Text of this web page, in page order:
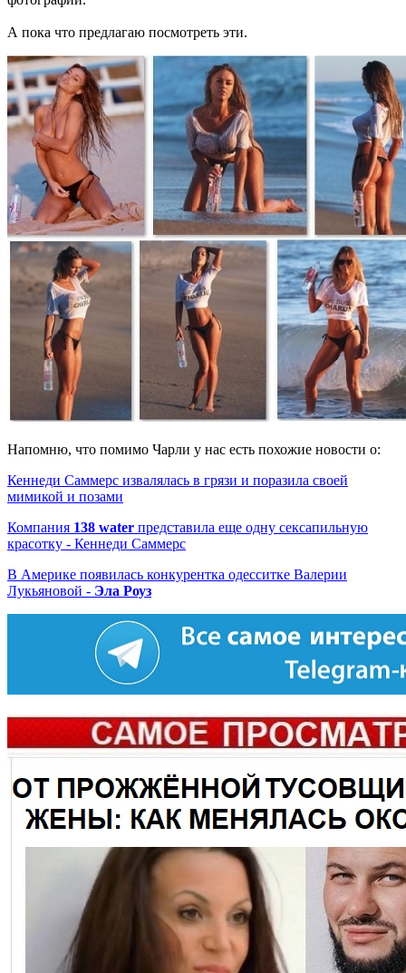
А пока что предлагаю посмотреть эти.
Напомню, что помимо Чарли у нас есть похожие новости о:
Кеннеди Саммерс извалялась в грязи и поразила своей
мимикой и позами
Компания 138 water представила еще одну сексапильную
красотку - Кеннеди Саммерс
В Америке появилась конкурентка одесситке Валерии
Лукьяновой - Эла Роуз